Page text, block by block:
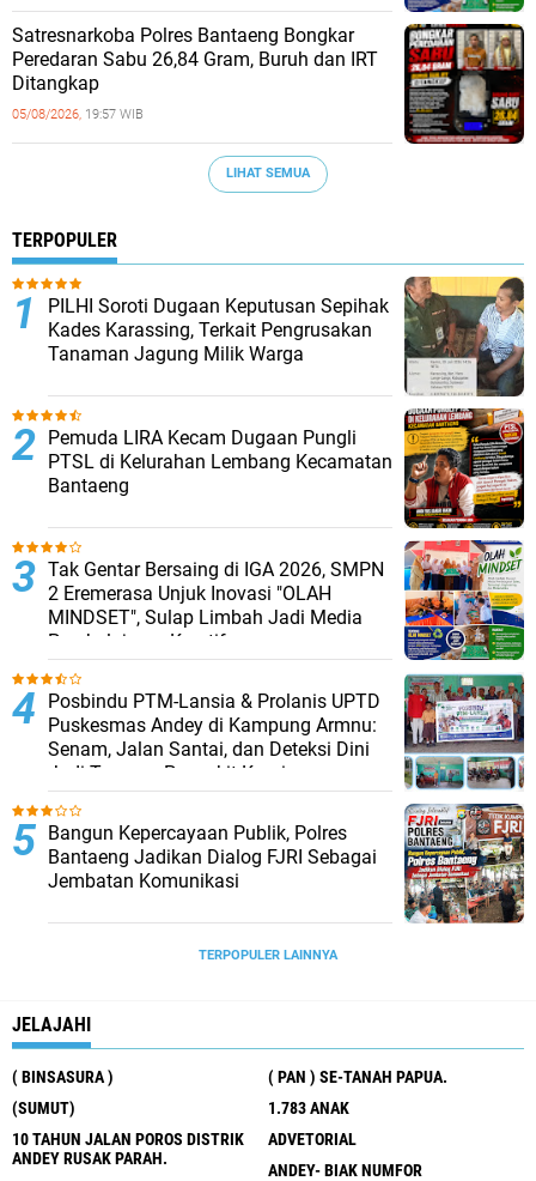
Satresnarkoba Polres Bantaeng Bongkar
Peredaran Sabu 26,84 Gram, Buruh dan IRT
Ditangkap
05/08/2026, 19:57 WIB
LIHAT SEMUA
TERPOPULER
PILHI Soroti Dugaan Keputusan Sepihak
Kades Karassing, Terkait Pengrusakan
Tanaman Jagung Milik Warga
Pemuda LIRA Kecam Dugaan Pungli
PTSL di Kelurahan Lembang Kecamatan
Bantaeng
Tak Gentar Bersaing di IGA 2026, SMPN
2 Eremerasa Unjuk Inovasi "OLAH
MINDSET", Sulap Limbah Jadi Media
Pembelajaran Kreatif
Posbindu PTM-Lansia & Prolanis UPTD
Puskesmas Andey di Kampung Armnu:
Senam, Jalan Santai, dan Deteksi Dini
Jadi Tameng Penyakit Kronis
Bangun Kepercayaan Publik, Polres
Bantaeng Jadikan Dialog FJRI Sebagai
Jembatan Komunikasi
TERPOPULER LAINNYA
JELAJAHI
( BINSASURA )
( PAN ) SE-TANAH PAPUA.
(SUMUT)
1.783 ANAK
10 TAHUN JALAN POROS DISTRIK
ANDEY RUSAK PARAH.
ADVETORIAL
ANDEY- BIAK NUMFOR